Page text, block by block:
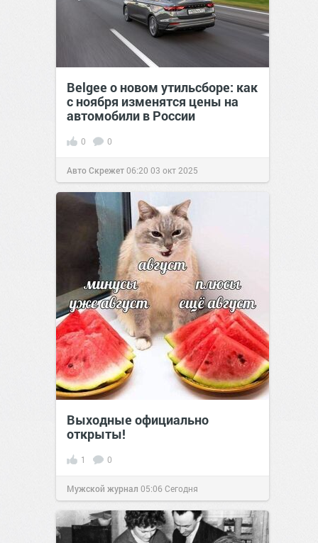
Belgee о новом утильсборе: как
с ноября изменятся цены на
автомобили в России
0 0
Авто Скрежет06:20 03 окт 2025
Выходные официально
открыты!
1 0
Мужской журнал 05:06Сегодня